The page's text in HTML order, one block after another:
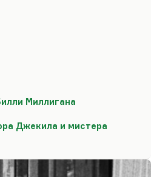
на несколько
типов, которые
– это и есть главное
ХХ века. То
пережил в своем
Максим Каммерер (в 89
«Волны гасят ветер».
человек не един. Как
Миллигана
Джекила и мистера